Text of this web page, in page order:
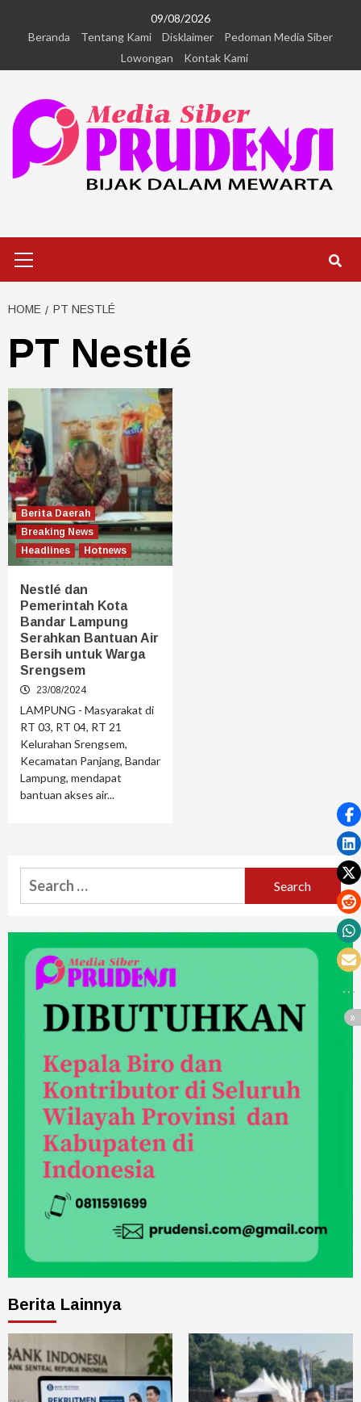
09/08/2026
Beranda
Tentang Kami Disklaimer
Pedoman Media Siber
Lowongan
Kontak Kami
HOME PT NESTLÉ
PT Nestlé
Berita Daerah
Breaking News
Headlines
Hotnews
Nestlé dan
Pemerintah Kota
Bandar Lampung
Serahkan Bantuan Air
Bersih untuk Warga
Srengsem
23/08/2024
LAMPUNG - Masyarakat di
RT 03, RT 04, RT 21
Kelurahan Srengsem,
Kecamatan Panjang, Bandar
Lampung, mendapat
bantuan akses air...
Berita Lainnya